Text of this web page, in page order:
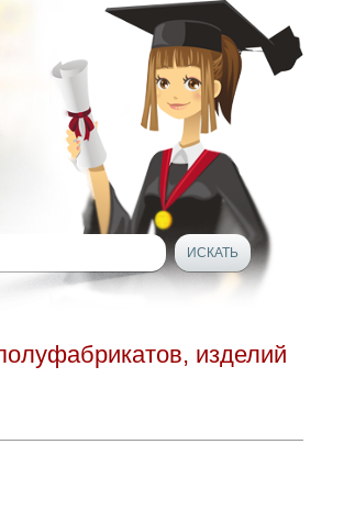
изделий